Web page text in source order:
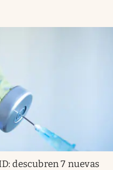
descubren 7 nuevas